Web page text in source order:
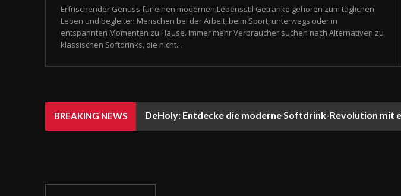
Erfrischender Genuss für einen modernen Lebensstil Getränke gehören zum täglichen
Leben und begleiten Menschen bei der Arbeit, beim Sport, unterwegs oder in
entspannten Momenten zu Hause. Immer mehr Verbraucher suchen nach Alternativen zu
klassischen Softdrinks, die nicht...
BREAKING NEWS DeHoly: Entdecke die moderne Softdrink-Revolution mit